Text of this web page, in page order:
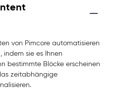
von Pimcore automatisieren
sie es Ihnen
bestimmte Blöcke erscheinen
zeitabhängige